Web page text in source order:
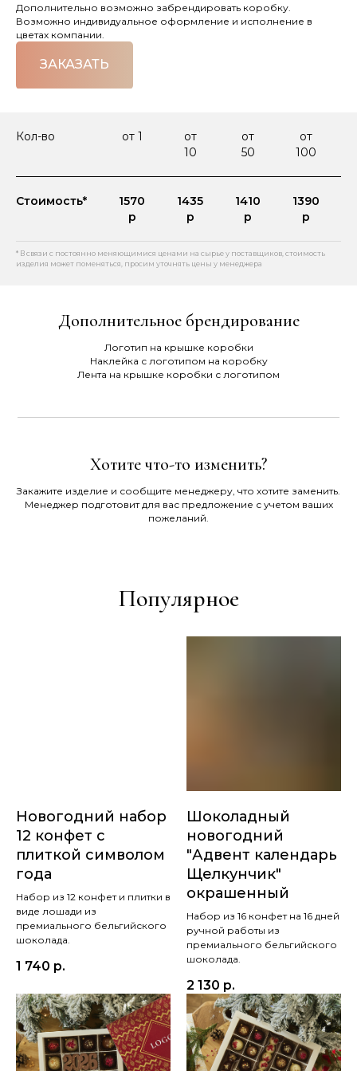
Дополнительно возможно забрендировать коробку.
Возможно индивидуальное оформление и исполнение в
цветах компании.
ЗАКАЗАТЬ
Кол-во от 1
от
10
от
50
от
100
Стоимость*
1570
р
1435
р
1410
р
1390
р
* В связи с постоянно меняющимися ценами на сырье у поставщиков, стоимость
изделия может поменяться, просим уточнять цены у менеджера
Дополнительное брендирование
Логотип на крышке коробки
Наклейка с логотипом на коробку
Лента на крышке коробки с логотипом
Хотите что-то изменить?
Закажите изделие и сообщите менеджеру, что хотите заменить.
Менеджер подготовит для вас предложение с учетом ваших
пожеланий.
Популярное
Новогодний набор
12 конфет с
плиткой символом
года
Набор из 12 конфет и плитки в
виде лошади из
премиального бельгийского
шоколада.
1 740 р.
Шоколадный
новогодний
"Адвент календарь
Щелкунчик"
окрашенный
Набор из 16 конфет на 16 дней
ручной работы из
премиального бельгийского
шоколада.
2 130 р.